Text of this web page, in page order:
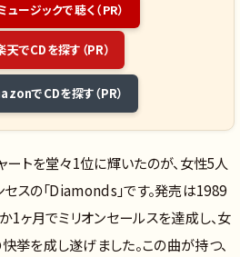
ージックで聴く（PR）
天でCDを探す（PR）
でCDを探す（PR）
トを堂々1位に輝いたのが、女性5人
セスの「Diamonds」です。発売は1989
1ヶ月でミリオンセールスを達成し、女
挙を成し遂げました。この曲が持つ、